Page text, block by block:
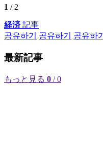
1 / 2
経済記事
공유하기
공유하기 공유하기
最新記事
もっと見る 0 / 0